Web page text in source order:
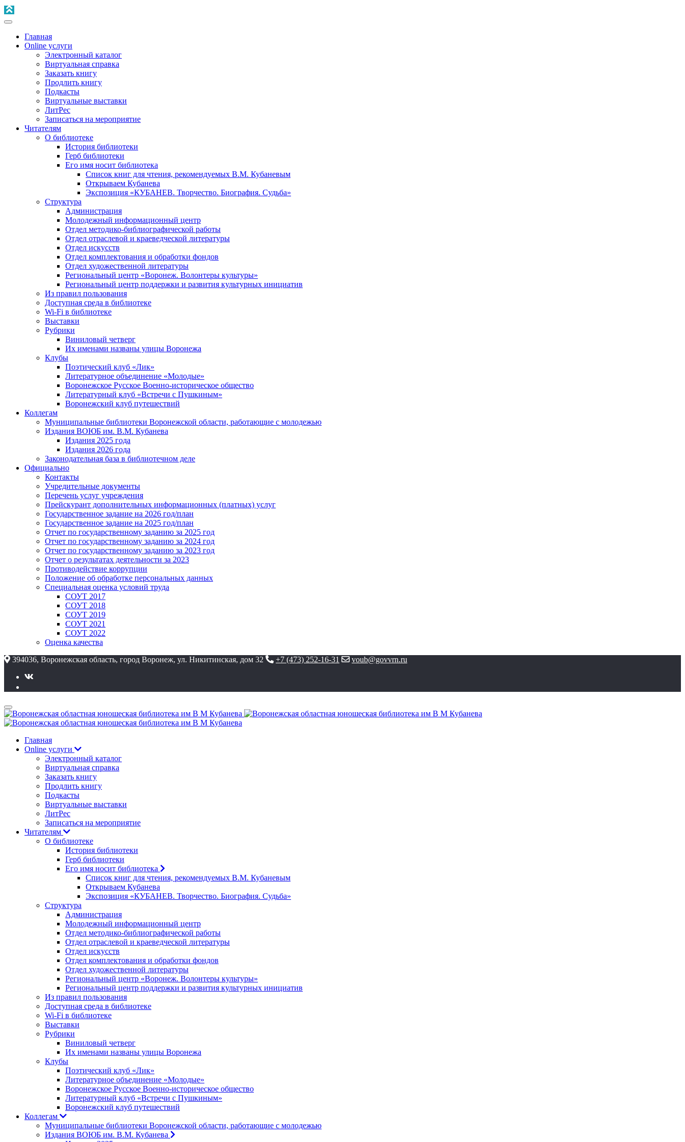
Главная
Online услуги
Электронный каталог
Виртуальная справка
Заказать книгу
Продлить книгу
Подкасты
Виртуальные выставки
ЛитРес
Записаться на мероприятие
Читателям
О библиотеке
История библиотеки
Герб библиотеки
Его имя носит библиотека
Список книг для чтения, рекомендуемых В.М. Кубаневым
Открываем Кубанева
Экспозиция «КУБАНЕВ. Творчество. Биография. Судьба»
Структура
Администрация
Молодежный информационный центр
Отдел методико-библиографической работы
Отдел отраслевой и краеведческой литературы
Отдел искусств
Отдел комплектования и обработки фондов
Отдел художественной литературы
Региональный центр «Воронеж. Волонтеры культуры»
Региональный центр поддержки и развития культурных инициатив
Из правил пользования
Доступная среда в библиотеке
Wi-Fi в библиотеке
Выставки
Рубрики
Виниловый четверг
Их именами названы улицы Воронежа
Клубы
Поэтический клуб «Лик»
Литературное объединение «Молодые»
Воронежское Русское Военно-историческое общество
Литературный клуб «Встречи с Пушкиным»
Воронежский клуб путешествий
Коллегам
Муниципальные библиотеки Воронежской области, работающие с молодежью
Издания ВОЮБ им. В.М. Кубанева
Издания 2025 года
Издания 2026 года
Законодательная база в библиотечном деле
Официально
Контакты
Учредительные документы
Перечень услуг учреждения
Прейскурант дополнительных информационных (платных) услуг
Государственное задание на 2026 год/план
Государственное задание на 2025 год/план
Отчет по государственному заданию за 2025 год
Отчет по государственному заданию за 2024 год
Отчет по государственному заданию за 2023 год
Отчет о результатах деятельности за 2023
Противодействие коррупции
Положение об обработке персональных данных
Специальная оценка условий труда
СОУТ 2017
СОУТ 2018
СОУТ 2019
СОУТ 2021
СОУТ 2022
Оценка качества
394036, Воронежская область, город Воронеж, ул. Никитинская, дом 32
+7 (473) 252-16-31 voub@govvrn.ru
Главная
Online услуги
Электронный каталог
Виртуальная справка
Заказать книгу
Продлить книгу
Подкасты
Виртуальные выставки
ЛитРес
Записаться на мероприятие
Читателям
О библиотеке
История библиотеки
Герб библиотеки
Его имя носит библиотека
Список книг для чтения, рекомендуемых В.М. Кубаневым
Открываем Кубанева
Экспозиция «КУБАНЕВ. Творчество. Биография. Судьба»
Структура
Администрация
Молодежный информационный центр
Отдел методико-библиографической работы
Отдел отраслевой и краеведческой литературы
Отдел искусств
Отдел комплектования и обработки фондов
Отдел художественной литературы
Региональный центр «Воронеж. Волонтеры культуры»
Региональный центр поддержки и развития культурных инициатив
Из правил пользования
Доступная среда в библиотеке
Wi-Fi в библиотеке
Выставки
Рубрики
Виниловый четверг
Их именами названы улицы Воронежа
Клубы
Поэтический клуб «Лик»
Литературное объединение «Молодые»
Воронежское Русское Военно-историческое общество
Литературный клуб «Встречи с Пушкиным»
Воронежский клуб путешествий
Коллегам
Муниципальные библиотеки Воронежской области, работающие с молодежью
Издания ВОЮБ им. В.М. Кубанева